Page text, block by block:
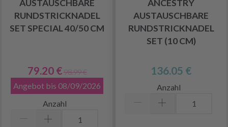
AUSTAUSCHBARE
RUNDSTRICKNADEL
SET SPECIAL 40/50 CM
79.20 € 98.99 €
Angebot bis 08/09/2026
Anzahl
ANCESTRY
AUSTAUSCHBARE
RUNDSTRICKNADEL
SET (10 CM)
136.05 €
Anzahl